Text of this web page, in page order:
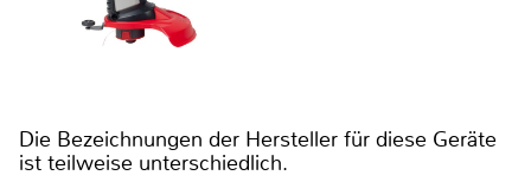
Die Bezeichnungen der Hersteller für diese Geräte
ist teilweise unterschiedlich.